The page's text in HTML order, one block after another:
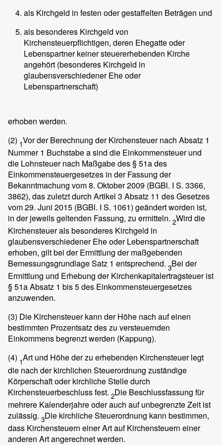
als Kirchgeld in festen oder gestaffelten Beträgen und
als besonderes Kirchgeld von
Kirchensteuerpflichtigen, deren Ehegatte oder
Lebenspartner keiner steuererhebenden Kirche
angehört (besonderes Kirchgeld in
glaubensverschiedener Ehe oder
Lebenspartnerschaft)
erhoben werden.
(2) 1Vor der Berechnung der Kirchensteuer nach Absatz 1
Nummer 1 Buchstabe a sind die Einkommensteuer und
die Lohnsteuer nach Maßgabe des § 51a des
Einkommensteuergesetzes in der Fassung der
Bekanntmachung vom 8. Oktober 2009 (BGBl. I S. 3366,
3862), das zuletzt durch Artikel 3 Absatz 11 des Gesetzes
vom 29. Juni 2015 (BGBl. I S. 1061) geändert worden ist,
in der jeweils geltenden Fassung, zu ermitteln. 2Wird die
Kirchensteuer als besonderes Kirchgeld in
glaubensverschiedener Ehe oder Lebenspartnerschaft
erhoben, gilt bei der Ermittlung der maßgebenden
Bemessungsgrundlage Satz 1 entsprechend. 3Bei der
Ermittlung und Erhebung der Kirchenkapitalertragsteuer ist
§ 51a Absatz 1 bis 5 des Einkommensteuergesetzes
anzuwenden.
(3) Die Kirchensteuer kann der Höhe nach auf einen
bestimmten Prozentsatz des zu versteuernden
Einkommens begrenzt werden (Kappung).
(4) 1Art und Höhe der zu erhebenden Kirchensteuer legt
die nach der kirchlichen Steuerordnung zuständige
Körperschaft oder kirchliche Stelle durch
Kirchensteuerbeschluss fest. 2Die Beschlussfassung für
mehrere Kalenderjahre oder auch auf unbegrenzte Zeit ist
zulässig. 3Die kirchliche Steuerordnung kann bestimmen,
dass Kirchensteuern einer Art auf Kirchensteuern einer
anderen Art angerechnet werden.